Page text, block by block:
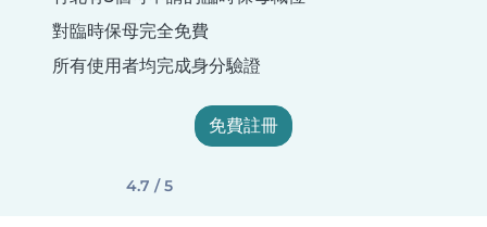
對臨時保母完全免費
所有使用者均完成身分驗證
免費註冊
4.7 / 5